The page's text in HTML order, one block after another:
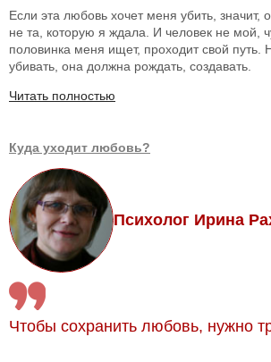
Если эта любовь хочет меня убить, значит,
не та, которую я ждала. И человек не мой,
половинка меня ищет, проходит свой
убивать, она должна рождать, создавать.
Читать полностью
Куда уходит любовь?
Психолог Ирина
Чтобы сохранить любовь, нужно